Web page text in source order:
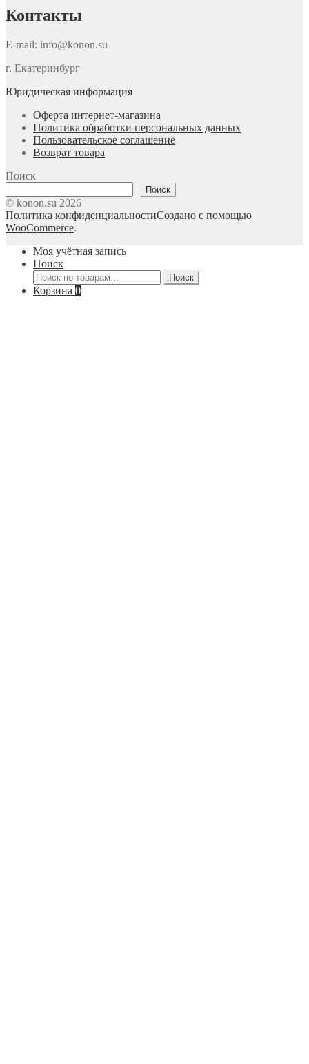
Контакты
E-mail: info@konon.su
г. Екатеринбург
Юридическая информация
Оферта интернет-магазина
Политика обработки персональных данных
Пользовательское соглашение
Возврат товара
Поиск
Поиск
© konon.su 2026
Политика конфиденциальностиСоздано с помощью
WooCommerce.
Моя учётная запись
Поиск
Искать:
Поиск
Корзина 0